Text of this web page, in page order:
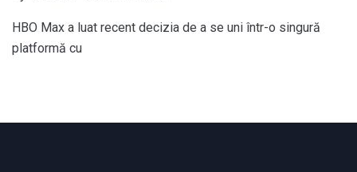
HBO Max a luat recent decizia de a se uni într-o singură
platformă cu